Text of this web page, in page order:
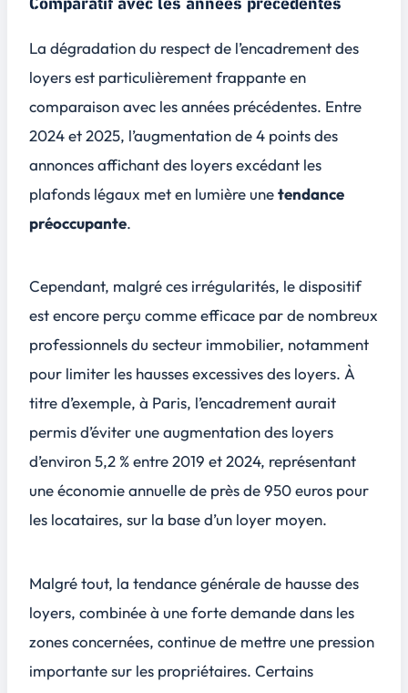
La dégradation du respect de l’encadrement des
loyers est particulièrement frappante en
comparaison avec les années précédentes. Entre
2024 et 2025, l’augmentation de 4 points des
annonces affichant des loyers excédant les
plafonds légaux met en lumière unetendance
préoccupante.
Cependant, malgré ces irrégularités, le dispositif
est encore perçu commeefficace par de nombreux
professionnels du secteur immobilier, notamment
pour limiter les hausses excessives des loyers. À
titre d’exemple, à Paris, l’encadrement aurait
permis d’éviter une augmentation des loyers
d’environ 5,2 % entre 2019 et 2024, représentant
une économie annuelle de près de 950 euros pour
les locataires, sur la base d’un loyer moyen.
Malgré tout, la tendance générale de hausse des
loyers, combinée à une forte demande dans les
zones concernées, continue de mettre une pression
importante sur les propriétaires. Certains